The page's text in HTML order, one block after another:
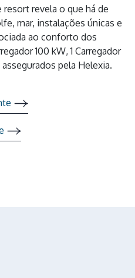
revela o que há de
mar, instalações únicas e
ao conforto dos
100 kW, 1 Carregador
assegurados pela Helexia.